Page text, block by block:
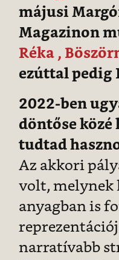
májusi
Magazinon
Réka ,
ezúttal pedig
2022-ben
döntőse
tudtad
Az akkori
volt, melynek
anyagban is
narratívabb